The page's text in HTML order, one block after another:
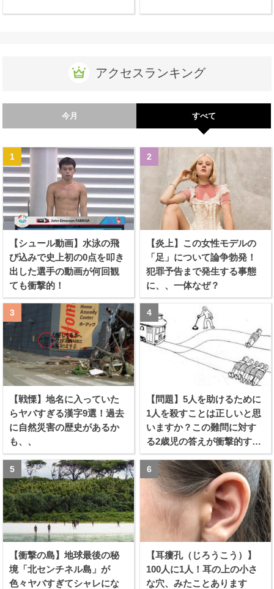
アクセスランキング
今月 すべて
【シュール動画】水泳の飛
び込みで史上初の0点を叩き
出した選手の動画が何回観
ても衝撃的！
【炎上】この女性モデルの
「足」について論争勃発！
犯罪予告まで発生する事態
に、、一体なぜ？
【戦慄】地名に入っていた
らヤバすぎる漢字9選！過去
に自然災害の歴史があるか
も、、
【問題】5人を助けるために
1人を殺すことは正しいと思
いますか？この難問に対す
る2歳児の答えが衝撃的すぎ
る！！
【衝撃の島】地球最後の秘
境「北センチネル島」が
色々ヤバすぎてシャレにな
【耳瘻孔（じろうこう）】
100人に1人！耳の上の小さ
な穴、みたことあります